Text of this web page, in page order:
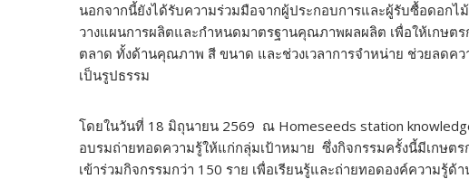
นอกจากนี้ยังได้รับความร่วมมือจากผู้ประกอบการและผู้รับซื้อดอกไ
วางแผนการผลิตและกำหนดมาตรฐานคุณภาพผลผลิต เพื่อให้เกษต
ตลาด ทั้งด้านคุณภาพ สี ขนาด และช่วงเวลาการจำหน่าย ช่วยลดค
เป็นรูปธรรม
โดยในวันที่ 18 มิถุนายน 2569 ณ Homeseeds station
อบรมถ่ายทอดความรู้ให้แก่กลุ่มเป้าหมาย ซึ่งกิจกรรมครั้งนี้มีเกษตร
เข้าร่วมกิจกรรมกว่า 150 ราย เพื่อเรียนรู้และถ่ายทอดองค์ความรู้